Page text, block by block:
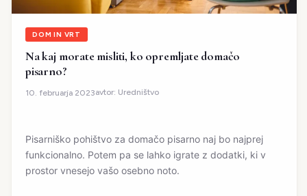
DOM IN VRT
Na kaj morate misliti, ko opremljate domačo
pisarno?
10. februarja 2023avtor: Uredništvo
Pisarniško pohištvo za domačo pisarno naj bo najprej
funkcionalno. Potem pa se lahko igrate z dodatki, ki v
prostor vnesejo vašo osebno noto.